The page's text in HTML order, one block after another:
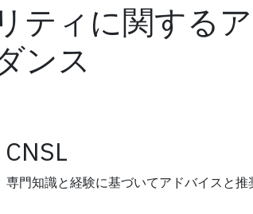
ティに関するア
ンス
CNSL
門知識と経験に基づいてアドバイスと推